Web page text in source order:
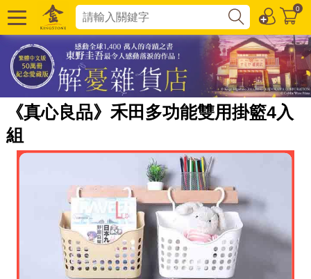
0
《真心良品》禾田多功能雙用掛籃4入
組